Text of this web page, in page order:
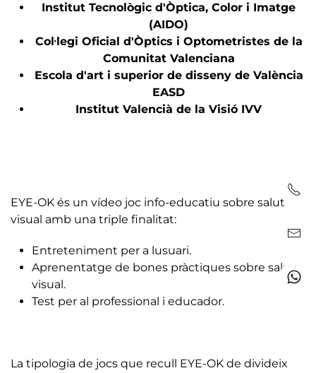
Institut Tecnològic d'Òptica, Color i Imatge
(AIDO)
Col·legi Oficial d'Òptics i Optometristes de la
Comunitat Valenciana
Escola d'art i superior de disseny de València
EASD
Institut Valencià de la Visió IVV
EYE-OK és un vídeo joc info-educatiu sobre salut
visual amb una triple finalitat:
Entreteniment per a lusuari.
Aprenentatge de bones pràctiques sobre salut
visual.
Test per al professional i educador.
La tipologia de jocs que recull EYE-OK de divideix